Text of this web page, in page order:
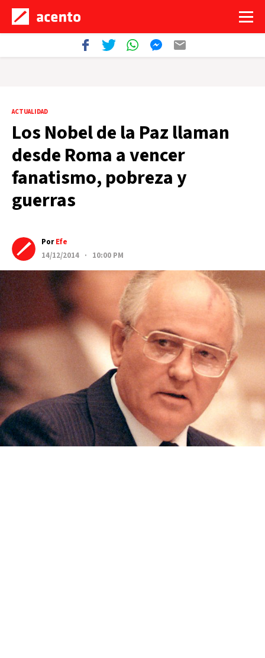
ACTUALIDAD
Los Nobel de la Paz llaman
desde Roma a vencer
fanatismo, pobreza y
guerras
PorEfe
14/12/2014 · 10:00 PM